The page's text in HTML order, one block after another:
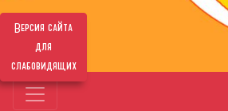
Версия сайта
для
слабовидящих